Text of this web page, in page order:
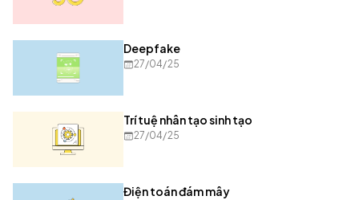
Deepfake
27/04/25
Trí tuệ nhân tạo sinh tạo
27/04/25
Điện toán đám mây